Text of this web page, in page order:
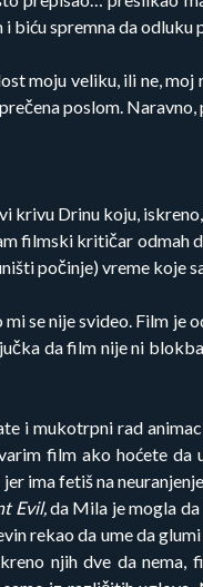
biću spremna da odluku
moju veliku, ili ne,
poslom.
krivu Drinu koju,
filmski kritičar odmah
počinje) vreme koje
se nije svideo. Film je
da film nije ni
i mukotrpni rad
film ako hoćete
ima fetiš na
Evil,da Mila je mogla da
rekao da ume da
njih dve da